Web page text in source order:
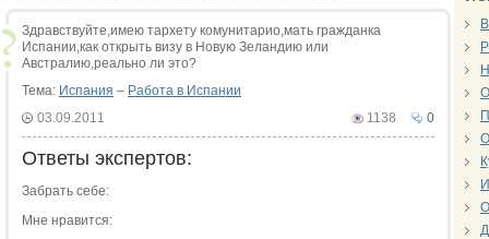
Здравствуйте,имею тархету комунитарио,мать гражданка
Испании,как открыть визу в Новую Зеландию или
Австралию,реально ли это?
Тема: Испания – Работа в Испании
0
1138
03.09.2011
Ответы экспертов:
Забрать себе:
Мне нравится: